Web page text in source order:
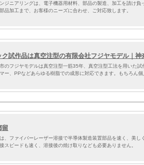
ジニアリングは、電子機器用材料、部品の製造、加工を請け
品加工まで、お客様のニーズに合わせ、ご対応致します。
ク試作品は真空注型の有限会社フジヤモデル｜神
のフジヤモデルは真空注型一筋35年、真空注型工法を用いた
ー、PPなどあらゆる樹脂での成形に対応できます。もちろん
留
、ファイバーレーザー溶接で半導体製造装置部品を速く、美
スピードも速く、溶接後の焼け取りなども必要ありません。